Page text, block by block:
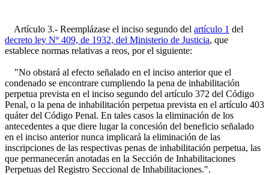
Artículo 3.- Reemplázase el inciso segundo del artículo 1 del
decreto ley Nº 409, de 1932, del Ministerio de Justicia, que
establece normas relativas a reos, por el siguiente:
"No obstará al efecto señalado en el inciso anterior que el
condenado se encontrare cumpliendo la pena de inhabilitación
perpetua prevista en el inciso segundo del artículo 372 del Código
Penal, o la pena de inhabilitación perpetua prevista en el artículo 403
quáter del Código Penal. En tales casos la eliminación de los
antecedentes a que diere lugar la concesión del beneficio señalado
en el inciso anterior nunca implicará la eliminación de las
inscripciones de las respectivas penas de inhabilitación perpetua, las
que permanecerán anotadas en la Sección de Inhabilitaciones
Perpetuas del Registro Seccional de Inhabilitaciones.".